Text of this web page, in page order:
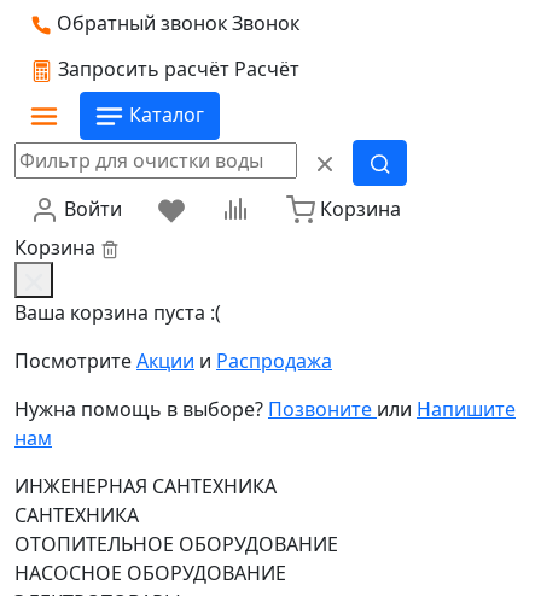
Обратный звонокЗвонок
Запросить расчёт Расчёт
Каталог
Войти
Корзина
Корзина
Ваша корзина пуста :(
ПосмотритеАкции и Распродажа
Нужна помощь в выборе? Позвоните или Напишите
нам
ИНЖЕНЕРНАЯ САНТЕХНИКА
САНТЕХНИКА
ОТОПИТЕЛЬНОЕ ОБОРУДОВАНИЕ
НАСОСНОЕ ОБОРУДОВАНИЕ